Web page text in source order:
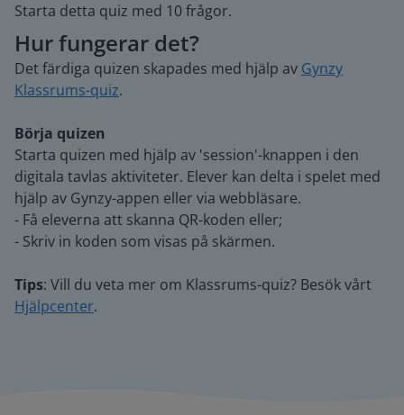
Starta detta quiz med 10 frågor.
Hur fungerar det?
Det färdiga quizen skapades med hjälp av Gynzy
Klassrums-quiz.
Börja quizen
Starta quizen med hjälp av 'session'-knappen i den
digitala tavlas aktiviteter. Elever kan delta i spelet med
hjälp av Gynzy-appen eller via webbläsare.
- Få eleverna att skanna QR-koden eller;
- Skriv in koden som visas på skärmen.
Tips: Vill du veta mer om Klassrums-quiz? Besök vårt
Hjälpcenter.